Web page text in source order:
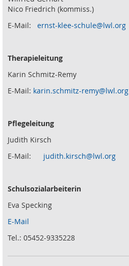
Nico Friedrich (kommiss.)
E-Mail: ernst-klee-schule@lwl.org
Therapieleitung
Karin Schmitz-Remy
E-Mail: karin.schmitz-remy@lwl.org
Pflegeleitung
Judith Kirsch
E-Mail: judith.kirsch@lwl.org
Schulsozialarbeiterin
Eva Specking
E-Mail
Tel.: 05452-9335228